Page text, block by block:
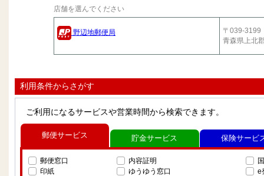
店舗を選んでください
野辺地郵便局
〒039-3199
青森県上北
利用条件からさがす
ご利用になるサービスや営業時間から検索できます。
郵便サービス
郵便窓口
印紙
内容証明
ゆうゆう窓口
e
貯金サービス 保険サービ